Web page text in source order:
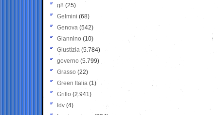
g8 (25)
Gelmini (68)
Genova (542)
Giannino (10)
Giustizia (5.784)
governo (5.799)
Grasso (22)
Green Italia (1)
Grillo (2.941)
Idv (4)